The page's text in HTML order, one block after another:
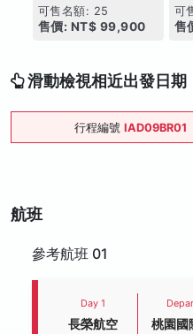
可售名額: 25
售價: NT$ 99,900
可
售
滑動檢視相近出發日期
行程編號 IAD09BR01
航班
參考航班 01
Day 1
長榮航空 桃園國